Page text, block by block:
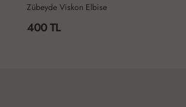
Gülseli Vizon
2,000 TL